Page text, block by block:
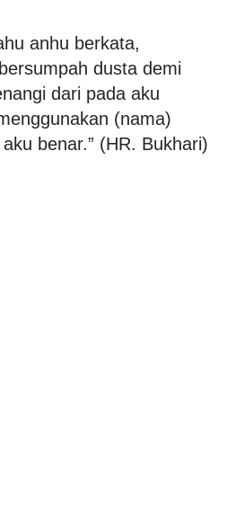
anhu berkata,
dusta demi
dari pada aku
(nama)
benar.” (HR. Bukhari)